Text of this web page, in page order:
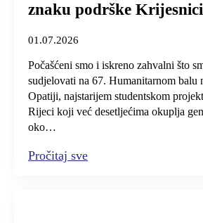
znaku podrške Krijesnici
01.07.2026
Počašćeni smo i iskreno zahvalni što
sudjelovati na 67. Humanitarnom balu
Opatiji, najstarijem studentskom
Rijeci koji već desetljećima okuplja
oko…
Pročitaj sve